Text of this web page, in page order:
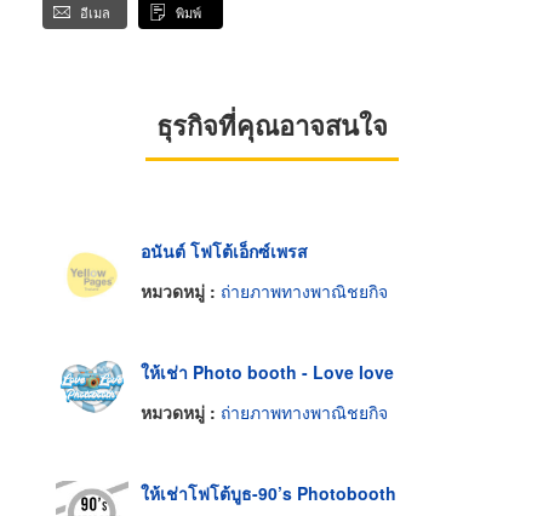
อีเมล พิมพ์
ธุรกิจที่คุณอาจสนใจ
อนันต์ โฟโต้เอ็กซ์เพรส
หมวดหมู่ : ถ่ายภาพทางพาณิชยกิจ
ให้เช่า Photo booth - Love love
หมวดหมู่ : ถ่ายภาพทางพาณิชยกิจ
ให้เช่าโฟโต้บูธ-90’s Photobooth